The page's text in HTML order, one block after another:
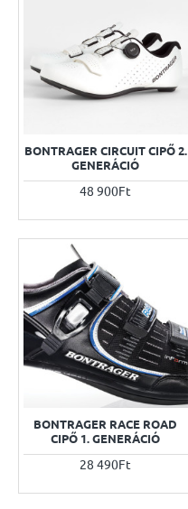
BONTRAGER CIRCUIT CIPŐ 2.
GENERÁCIÓ
48 900Ft
BONTRAGER RACE ROAD
CIPŐ 1. GENERÁCIÓ
28 490Ft